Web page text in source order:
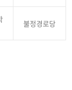
불정경로당